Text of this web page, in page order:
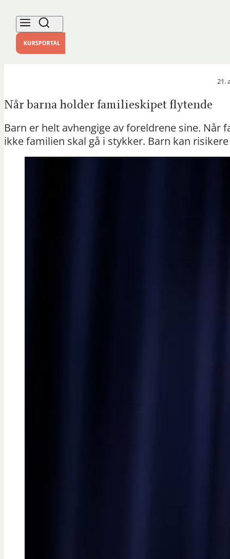
21.
Når barna holder familieskipet flytende
Barn er helt avhengige av foreldrene sine.
ikke familien skal gå i stykker. Barn kan